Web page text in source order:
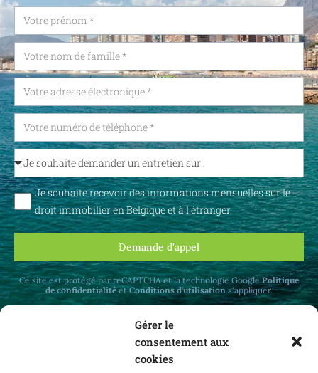
Gérer le
consentement aux
cookies
Je souhaite recevoir des informations mensuelles sur le
droit immobilier en Belgique et à l'étranger.
Demande d'appel
Ce site est protégé par reCAPTCHA et la technologie GooglePolitique
de confidentialitéetConditions d'utilisation s'appliquer.